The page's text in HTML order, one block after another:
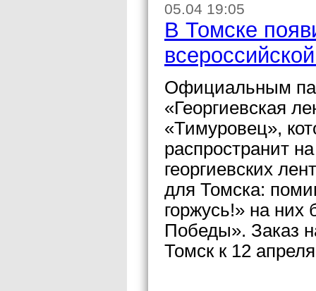
05.04 19:05
В Томске
Официальным
«Георгиевская
«Тимуровец»,
распространит
георгиевских
для Томска:
горжусь!» на них
Победы». Заказ
Томск к 12